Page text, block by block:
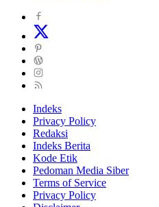
Indeks
Privacy Policy
Redaksi
Indeks Berita
Kode Etik
Pedoman Media Siber
Terms of Service
Privacy Policy